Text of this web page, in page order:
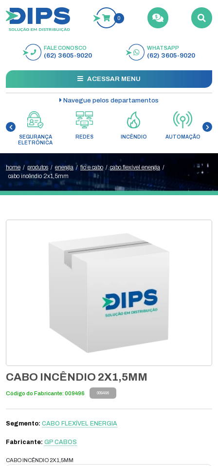
0
BUSCAR
FALE CONOSCO
(62) 3605-9020
WHATSAPP
(62) 3605-9020
ACESSAR MENU
Navegue pelos departamentos
SEGURANÇA
ELETRÔNICA
REDES INCÊNDIO AUTOMAÇÃO
home / produtos / energia / fio e cabo / cabo flexível energia /
cabo incêndio 2x1,5mm
CABO INCÊNDIO 2X1,5MM
Código do Fabricante: 009496 009496
Segmento: CABO FLEXÍVEL ENERGIA
Fabricante: GP CABOS
CABO INCÊNDIO 2X1,5MM